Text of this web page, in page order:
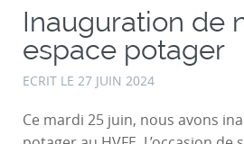
Inauguration de
espace potager
ECRIT LE 27 JUIN 2024
Ce mardi 25 juin, nous avons